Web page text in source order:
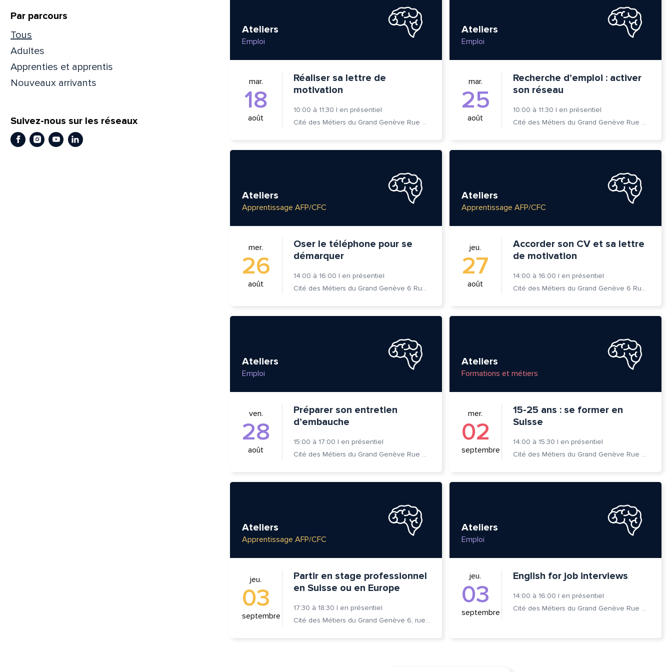
Par parcours
Tous
Adultes
Apprenties et apprentis
Nouveaux arrivants
Suivez-nous sur les réseaux
Facebook
Instagram
YoutubeLinkedIn
Ateliers
Emploi
mar.
18
août
Réaliser sa lettre de
motivation
10:00 à 11:30 | en présentiel
Cité des Métiers du Grand Genève Rue Prévost-Martin 6 1205 Genève
Ateliers
Emploi
mar.
25
août
Recherche d’emploi : activer
son réseau
10:00 à 11:30 | en présentiel
Cité des Métiers du Grand Genève Rue Prévost-Martin 6 1205 Genève
Ateliers
Apprentissage AFP/CFC
mer.
26
août
Oser le téléphone pour se
démarquer
14:00 à 16:00 | en présentiel
Cité des Métiers du Grand Genève 6 Rue Prévost-Martin 1205 Genève
Ateliers
Apprentissage AFP/CFC
jeu.
27
août
Accorder son CV et sa lettre
de motivation
14:00 à 16:00 | en présentiel
Cité des Métiers du Grand Genève 6 Rue Prévost-Martin 1205 Genève
Ateliers
Emploi
ven.
28
août
Préparer son entretien
d’embauche
15:00 à 17:00 | en présentiel
Cité des Métiers du Grand Genève Rue Prévost-Martin 6 1205 Genève
Ateliers
Formations et métiers
mer.
02
septembre
15-25 ans : se former en
Suisse
14:00 à 15:30 | en présentiel
Cité des Métiers du Grand Genève Rue Prévost-Martin 6 1205 Genève
Ateliers
Apprentissage AFP/CFC
jeu.
03
septembre
Partir en stage professionnel
en Suisse ou en Europe
17:30 à 18:30 | en présentiel
Cité des Métiers du Grand Genève 6, rue Prévost-Martin 1205 Genève
Ateliers
Emploi
jeu.
03
septembre
English for job interviews
14:00 à 16:00 | en présentiel
Cité des Métiers du Grand Genève Rue Prévost-Martin 6 1205 Genève